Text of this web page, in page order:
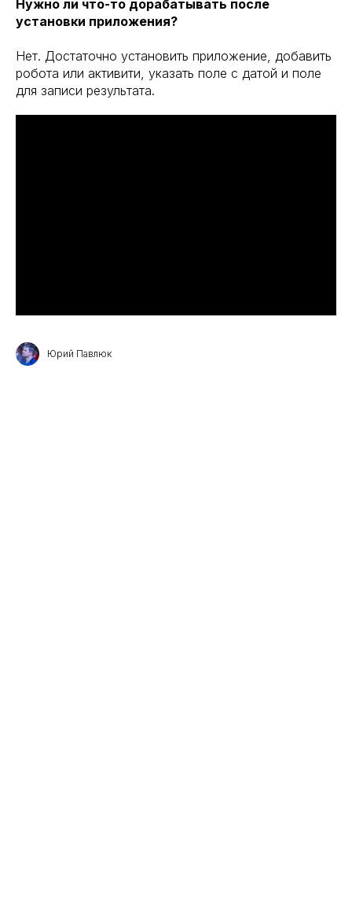
Нужно ли что-то дорабатывать после
установки приложения?
Нет. Достаточно установить приложение, добавить
робота или активити, указать поле с датой и поле
для записи результата.
Юрий Павлюк